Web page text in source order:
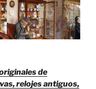
de
relojes antiguos,